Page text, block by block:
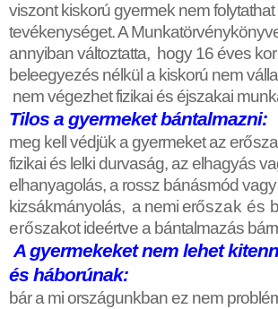
viszont kiskorú gyermek nem
tevékenységet. A
annyiban változtatta, hogy 16 éves kor
beleegyezés nélkül a kiskorú nem
nem végezhet fizikai és éjszakai
Tilos a gyermeket bántalmazni:
meg kell védjük a gyermeket az erő
fizikai és lelki durvaság, az elhagyás
elhanyagolás, a rossz bánásmód
kizsákmányolás, a nemi erőszak és
erőszakot ideértve a bántalmazás
A gyermekeket nem lehet
és háborúnak:
bár a mi országunkban ez nem